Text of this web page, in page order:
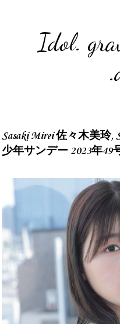
Idol.
Sasaki Mirei 佐々木美玲,
少年サンデー 2023年49